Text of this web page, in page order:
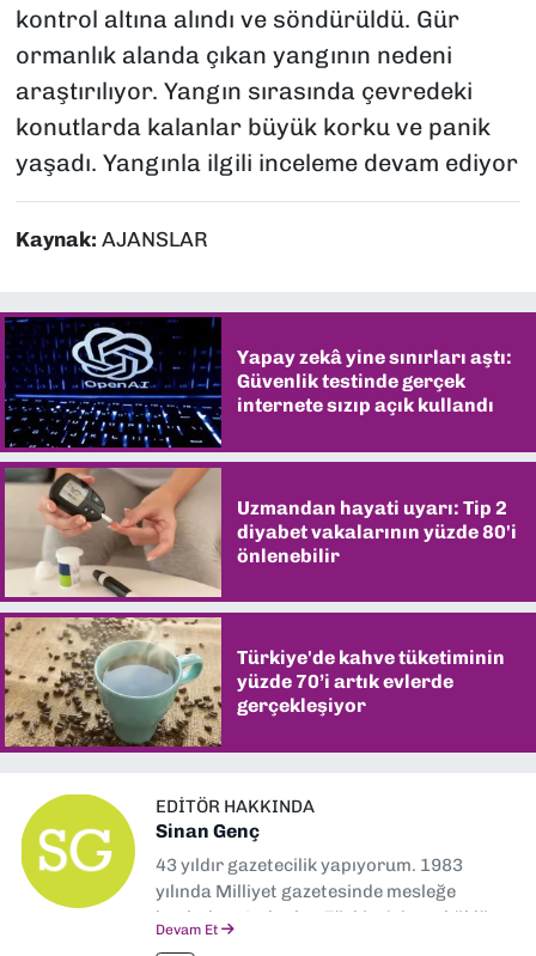
kontrol altına alındı ve söndürüldü. Gür
ormanlık alanda çıkan yangının nedeni
araştırılıyor. Yangın sırasında çevredeki
konutlarda kalanlar büyük korku ve panik
yaşadı. Yangınla ilgili inceleme devam ediyor
Kaynak: AJANSLAR
Yapay zekâ yine sınırları aştı:
Güvenlik testinde gerçek
internete sızıp açık kullandı
Uzmandan hayati uyarı: Tip 2
diyabet vakalarının yüzde 80'i
önlenebilir
Türkiye'de kahve tüketiminin
yüzde 70’i artık evlerde
gerçekleşiyor
EDITÖR HAKKINDA
Sinan Genç
43 yıldır gazetecilik yapıyorum. 1983
yılında Milliyet gazetesinde mesleğe
başladım. Ardından Türkiye’nin en köklü
Devam Et